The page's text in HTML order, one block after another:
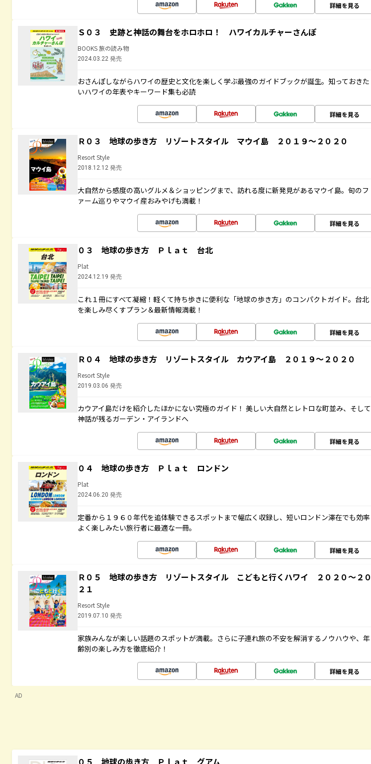
詳細を見る
Ｓ０３ 史跡と神話の舞台をホロホロ！ ハワイカルチャーさんぽ
BOOKS 旅の読み物
2024.03.22 発売
おさんぽしながらハワイの歴史と文化を楽しく学ぶ最強のガイドブックが誕生。知っておきた
いハワイの年表やキーワード集も必読
詳細を見る
Ｒ０３ 地球の歩き方 リゾートスタイル マウイ島 ２０１９～２０２０
Resort Style
2018.12.12 発売
大自然から感度の高いグルメ＆ショッピングまで、訪れる度に新発見があるマウイ島。旬のフ
ァーム巡りやマウイ産おみやげも満載！
詳細を見る
０３ 地球の歩き方 Ｐｌａｔ 台北
Plat
2024.12.19 発売
これ１冊にすべて凝縮！軽くて持ち歩きに便利な「地球の歩き方」のコンパクトガイド。台北
を楽しみ尽くすプラン＆最新情報満載！
詳細を見る
Ｒ０４ 地球の歩き方 リゾートスタイル カウアイ島 ２０１９～２０２０
Resort Style
2019.03.06 発売
カウアイ島だけを紹介したほかにない究極のガイド！ 美しい大自然とレトロな町並み、そして
神話が残るガーデン・アイランドへ
詳細を見る
０４ 地球の歩き方 Ｐｌａｔ ロンドン
Plat
2024.06.20 発売
定番から１９６０年代を追体験できるスポットまで幅広く収録し、短いロンドン滞在でも効率
よく楽しみたい旅行者に最適な一冊。
詳細を見る
Ｒ０５ 地球の歩き方 リゾートスタイル こどもと行くハワイ ２０２０～２０
２１
Resort Style
2019.07.10 発売
家族みんなが楽しい話題のスポットが満載。さらに子連れ旅の不安を解消するノウハウや、年
齢別の楽しみ方を徹底紹介！
詳細を見る
AD
０５ 地球の歩き方 Ｐｌａｔ グアム